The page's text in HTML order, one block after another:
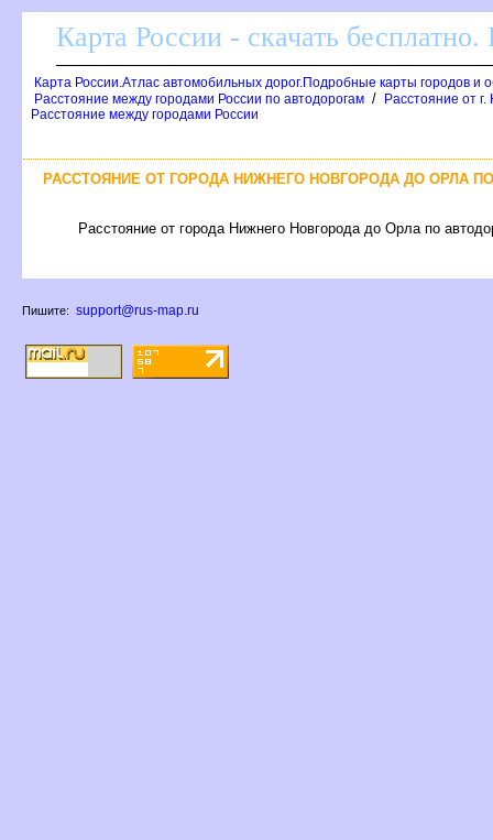
Карта России - скачать
Карта России.Атлас автомобильных дорог.Подробные карты городов и
Расстояние между городами России по автодорогам /
Расстояние от
Расстояние между городами России
РАССТОЯНИЕ ОТ ГОРОДА НИЖНЕГО НОВГОРОДА ДО ОРЛА
Расстояние от города Нижнего Новгорода до Орла по
Пишите: support@rus-map.ru